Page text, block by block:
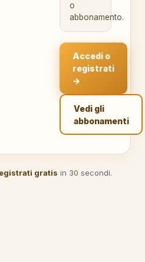
o
abbonamento.
Accedi o
registrati
→
Vedi gli
abbonamenti
gratis in 30 secondi.